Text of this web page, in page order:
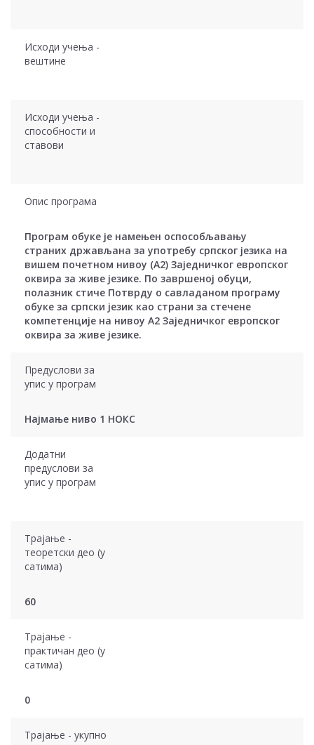
Исходи учења -
вештине
Исходи учења -
способности и
ставови
Опис програма
Програм обуке је намењен оспособљавању
страних држављана за употребу српског језика на
вишем почетном нивоу (А2) Заједничког европског
оквира за живе језике. По завршеној обуци,
полазник стиче Потврду о савладаном програму
обуке за српски језик као страни за стечене
компетенције на нивоу А2 Заједничког европског
оквира за живе језике.
Предуслови за
упис у програм
Најмање ниво 1 НОКС
Додатни
предуслови за
упис у програм
Трајање -
теоретски део (у
сатима)
60
Трајање -
практичан део (у
сатима)
0
Трајање - укупно